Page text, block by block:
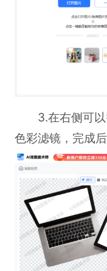
3.在右侧可以
色彩滤镜，完成